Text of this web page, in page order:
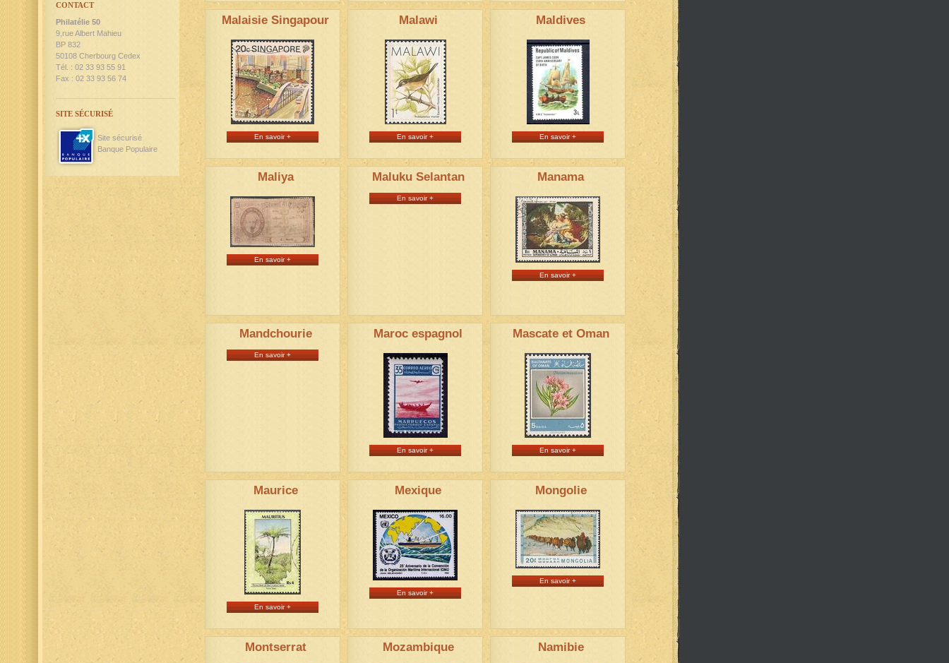
Malaisie Singapour
En savoir +
Malawi
En savoir +
Maldives
En savoir +
Maliya
En savoir +
Maluku Selantan
En savoir +
Manama
En savoir +
Mandchourie
En savoir +
Maroc espagnol
En savoir +
Mascate et Oman
En savoir +
Maurice
En savoir +
Mexique
En savoir +
Mongolie
En savoir +
Montserrat Mozambique Namibie
CONTACT
Philatélie 50
9,rue Albert Mahieu
BP 832
50108 Cherbourg Cedex
Tél. : 02 33 93 55 91
Fax : 02 33 93 56 74
SITE SÉCURISÉ
Site sécurisé
Banque Populaire